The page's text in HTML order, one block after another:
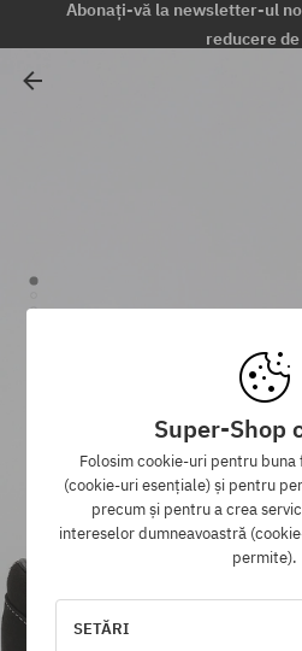
Abonați-vă la newsletter-ul
reducere
Super-Shop
Folosim cookie-uri pentru
(cookie-uri esențiale) și pentru
precum și pentru a crea
intereselor dumneavoastră
permite).
SETĂRI